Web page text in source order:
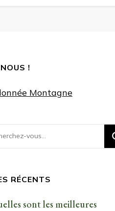
!
Montagne
RÉCENTS
sont les meilleures